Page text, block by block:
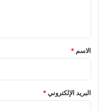
*
الاسم *
البريد الإلكتروني*